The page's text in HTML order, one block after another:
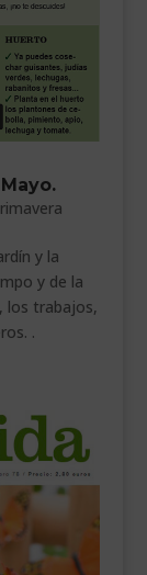
y la
y de la
los trabajos,
.